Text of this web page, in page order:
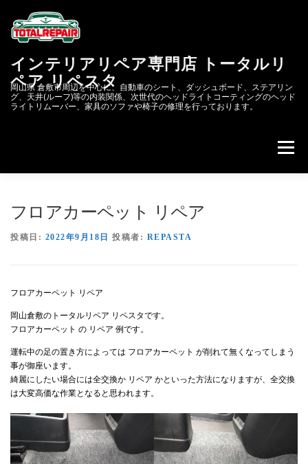
インテリアリペア専門店 トータルリ
ペア リペスタ
岡山県 倉敷市周辺を中心に、自動車のシート、ダッシュボード、ステアリン
グ、天井(ルーフ)等の内装関係、次世代のヘッドライトコーティングのヘッド
ライトリムーバー、家具のソファや椅子の修理を行っております。
メニュー
インテリアリペア専門サイト-トータルリペア
ヘッドライトリペア
フロアカーペット リペア
投稿日: 2022年9月18日 投稿者: REPASTA
フロアカーペット リペア
岡山倉敷のトータルリペア リペスタです。
フロアカーペット の リペア 例です。
運転中の足の置き方によっては フロアカーペット が削れて無くなってしまう
事が御座います。
綺麗にしたい場合には全交換か リペア かといった方法になりますが、全交換
は大変高価な作業となると思われます。